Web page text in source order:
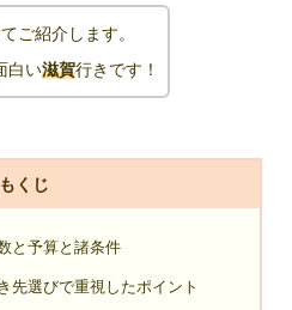
ご紹介します。
白い滋賀行きです！
もくじ
と予算と諸条件
先選びで重視したポイント